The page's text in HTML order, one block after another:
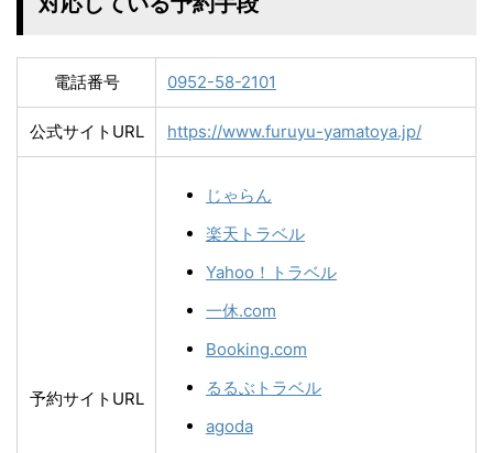
電話番号 0952-58-2101
公式サイトURL https://www.furuyu-yamatoya.jp/
予約サイトURL
じゃらん
楽天トラベル
Yahoo！トラベル
一休.com
Booking.com
るるぶトラベル
agoda